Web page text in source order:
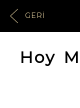
GERI
Hoy